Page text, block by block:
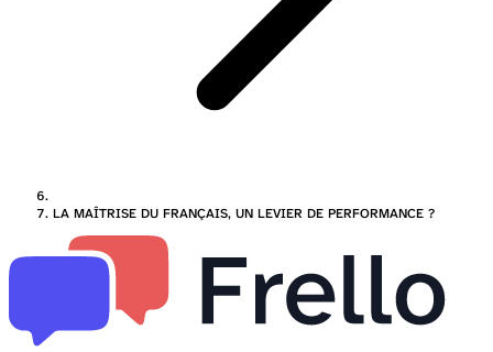
LA MAÎTRISE DU FRANÇAIS, UN LEVIER DE PERFORMANCE ?